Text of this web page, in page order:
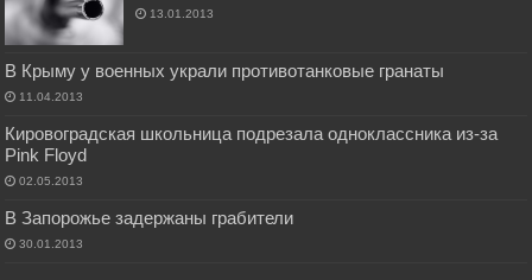
13.01.2013
В Крыму у военных украли противотанковые гранаты
11.04.2013
Кировоградская школьница подрезала одноклассника из-за
Pink Floyd
02.05.2013
В Запорожье задержаны грабители
30.01.2013